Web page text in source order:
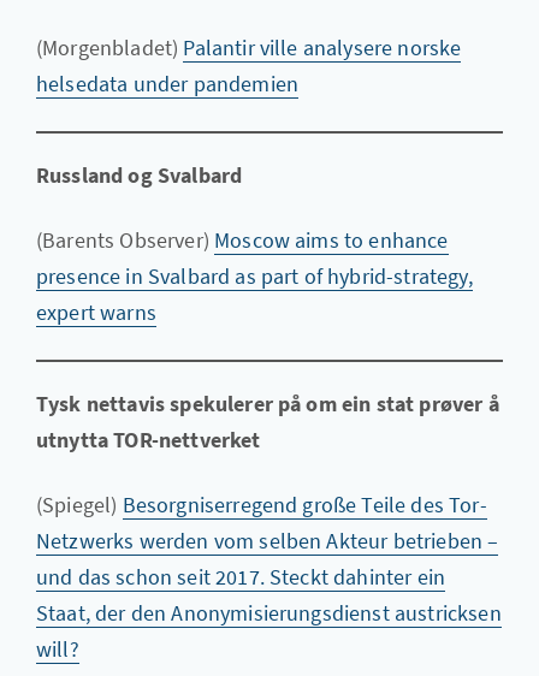
(Morgenbladet) Palantir ville analysere norske
helsedata under pandemien
Russland og Svalbard
(Barents Observer) Moscow aims to enhance
presence in Svalbard as part of hybrid-strategy,
expert warns
Tysk nettavis spekulerer på om ein stat prøver å
utnytta TOR-nettverket
(Spiegel) Besorgniserregend große Teile des Tor-
Netzwerks werden vom selben Akteur betrieben –
und das schon seit 2017. Steckt dahinter ein
Staat, der den Anonymisierungsdienst austricksen
will?